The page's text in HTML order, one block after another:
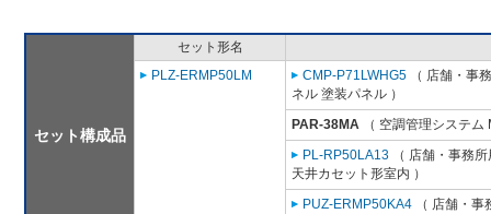
セット構成品
セット形名
PLZ-ERMP50LM
CMP-P71LWHG5 （ 店舗・事
ネル 塗装パネル ）
PAR-38MA （ 空調管理システム
PL-RP50LA13 （ 店舗・事務
天井カセット形室内 ）
PUZ-ERMP50KA4 （ 店舗・